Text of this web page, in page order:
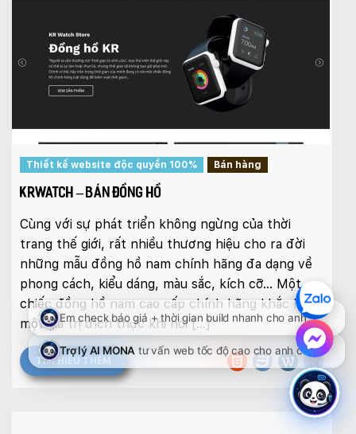
Thiết kế website độc quyền 100% Bán hàng
KRWATCH – BÁN ĐỒNG HỒ
Cùng với sự phát triển không ngừng của thời
trang thế giới, rất nhiều thương hiệu cho ra đời
những mẫu đồng hồ nam chính hãng đa dạng về
phong cách, kiểu dáng, màu sắc, kích cỡ… Một
chiếc đồng hồ nam cao cấp chính hãng khắc họa
một giá trị đích thực khi nói […]
TÌM HIỂU THÊM